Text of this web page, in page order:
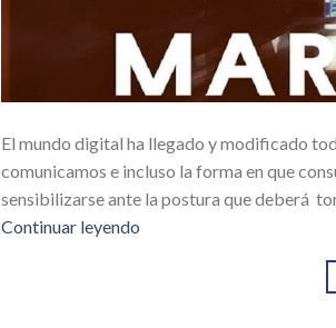
El mundo digital ha llegado y modificado
comunicamos e incluso la forma en que
sensibilizarse ante la postura que deberá
Continuar leyendo